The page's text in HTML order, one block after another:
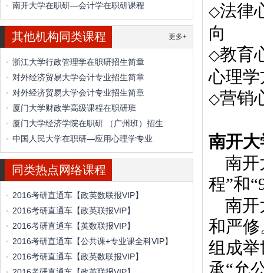
南开大学在职研—会计学在职研课程
其他机构同类课程 更多+
浙江大学行政管理学在职研招生简章
对外经济贸易大学会计专业招生简章
对外经济贸易大学会计专业招生简章
厦门大学财政学高级课程在职研班
厦门大学经济学院在职研 （广州班）招生
中国人民大学在职研—应用心理学专业
同类热点网络课程
2016考研直通车【政英数联报VIP】
2016考研直通车【政英联报VIP】
2016考研直通车【英数联报VIP】
2016考研直通车【公共课+专业课全科VIP】
2016考研直通车【政英数联报VIP】
◇法律
向
◇教育
心理学
◇营销
南开
南开
程”和
南开
和严
组成
承“允